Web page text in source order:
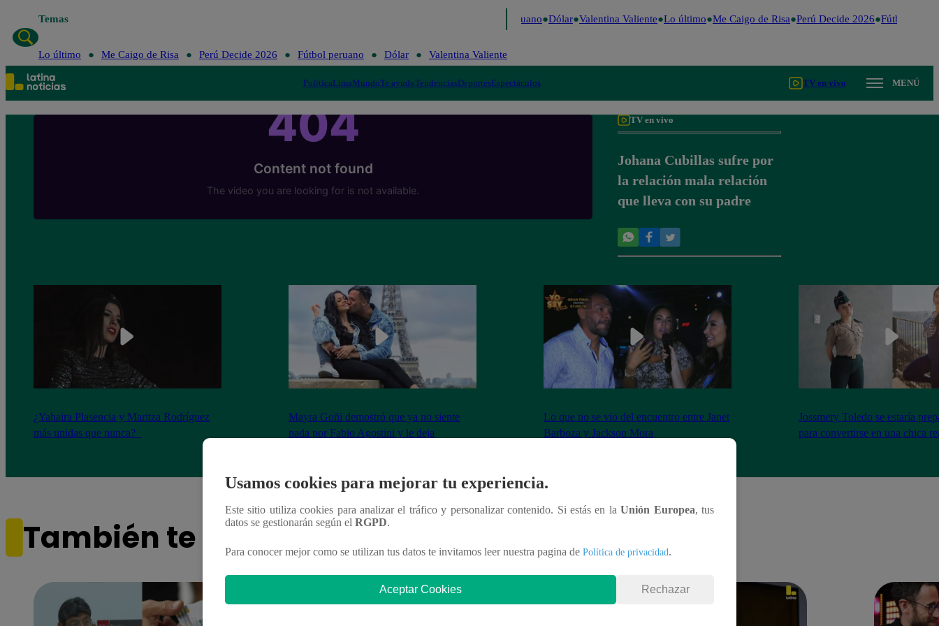
Temas Fútbol peruano Dólar Valentina Valiente Lo último Me Caigo de Risa Perú Decide 2026 Fútbol
Lo último Me Caigo de Risa Perú Decide 2026 Fútbol peruano Dólar Valentina Valiente
PolíticaLimaMundoTe ayudoTendenciasDeportesEspectáculos TV en vivo MENÚ
TV en vivo
Johana Cubillas sufre por
la relación mala relación
que lleva con su padre
¿Yahaira Plasencia y Maritza Rodríguez
más unidas que nunca?
Mayra Goñi demostró que ya no siente
nada por Fabio Agostini y le deja
Lo que no se vio del encuentro entre Janet
Barboza y Jackson Mora
Jossmery Toledo se estaría
para convertirse en una chica
También te puede interesar
Usamos cookies para mejorar tu experiencia.
Este sitio utiliza cookies para analizar el tráfico y personalizar contenido. Si estás en laUnión Europea, tus
datos se gestionarán según el RGPD.
Para conocer mejor como se utilizan tus datos te invitamos leer nuestra pagina de Política de privacidad.
Aceptar Cookies Rechazar